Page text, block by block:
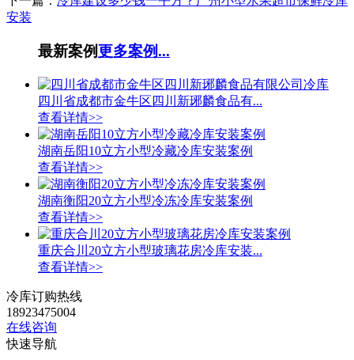
安装
最新案例更多案例...
四川省成都市金牛区四川新琊麟食品有...
查看详情>>
湖南岳阳10立方小型冷藏冷库安装案例
查看详情>>
湖南衡阳20立方小型冷冻冷库安装案例
查看详情>>
重庆合川20立方小型玻璃花房冷库安装...
查看详情>>
冷库订购热线
18923475004
在线咨询
快速导航